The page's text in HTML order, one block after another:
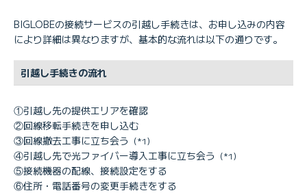
BIGLOBEの接続サービスの引越し手続きは、お申し込みの内容
により詳細は異なりますが、基本的な流れは以下の通りです。
引越し手続きの流れ
①引越し先の提供エリアを確認
②回線移転手続きを申し込む
③回線撤去工事に立ち会う （*1）
④引越し先で光ファイバー導入工事に立ち会う （*1）
⑤接続機器の配線、接続設定をする
⑥住所・電話番号の変更手続きをする